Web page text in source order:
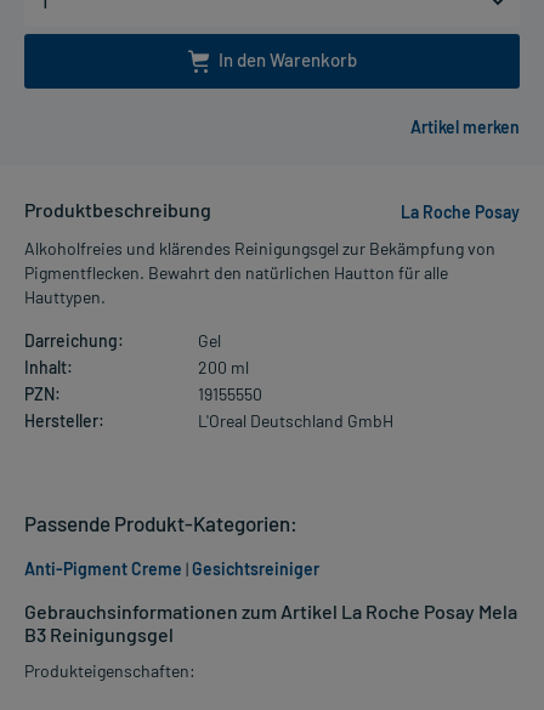
In den Warenkorb
Produktbeschreibung
La Roche Posay
Alkoholfreies und klärendes Reinigungsgel zur Bekämpfung von
Pigmentflecken. Bewahrt den natürlichen Hautton für alle
Hauttypen.
Darreichung:
Gel
Inhalt:
200 ml
PZN:
19155550
Hersteller:
L'Oreal Deutschland GmbH
Gebrauchsinformationen zum Artikel La Roche Posay Mela
B3 Reinigungsgel
Produkteigenschaften:
Passende Produkt-Kategorien:
Anti-Pigment Creme |Gesichtsreiniger